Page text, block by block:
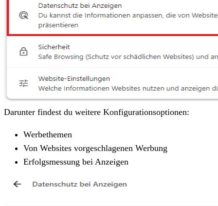
Darunter findest du weitere Konfigurationsoptionen:
Werbethemen
Von Websites vorgeschlagenen Werbung
Erfolgsmessung bei Anzeigen